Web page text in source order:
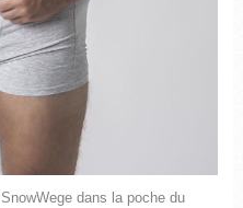
dans la poche du